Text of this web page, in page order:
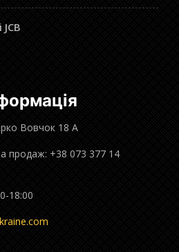
Вовчок 18 А
продаж: +38 073 377 14
18:00